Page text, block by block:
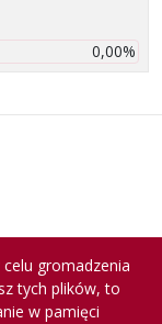
0,00%
gromadzenia
tych plików, to
w pamięci